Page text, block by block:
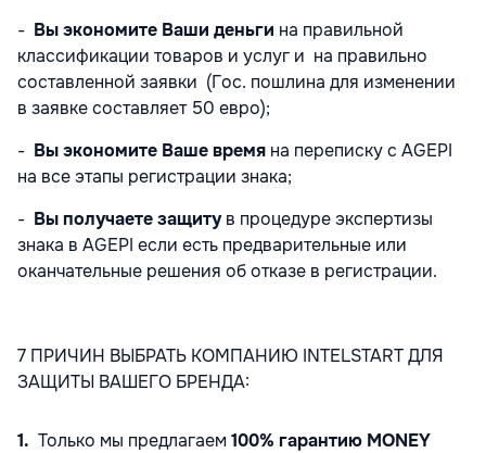
- Вы экономите Ваши деньги на правильной
классификации товаров и услуг и на правильно
составленной заявки (Гос. пошлина для изменении
в заявке составляет 50 евро);
- Вы экономите Ваше время на переписку с AGEPI
на все этапы регистрации знака;
- Вы получаете защитув процедуре экспертизы
знака в AGEPI если есть предварительные или
оканчательные решения об отказе в регистрации.
7 ПРИЧИН ВЫБРАТЬ КОМПАНИЮ INTELSTART ДЛЯ
ЗАЩИТЫ ВАШЕГО БРЕНДА:
1. Только мы предлагаем100% гарантию MONEY